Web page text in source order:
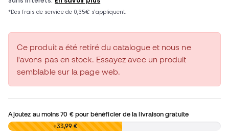
Ce produit a été retiré du catalogue et nous ne
l'avons pas en stock. Essayez avec un produit
semblable sur la page web.
Ajoutez au moins70 €pour bénéficier de la livraison gratuite
0,00 € +33,99 €